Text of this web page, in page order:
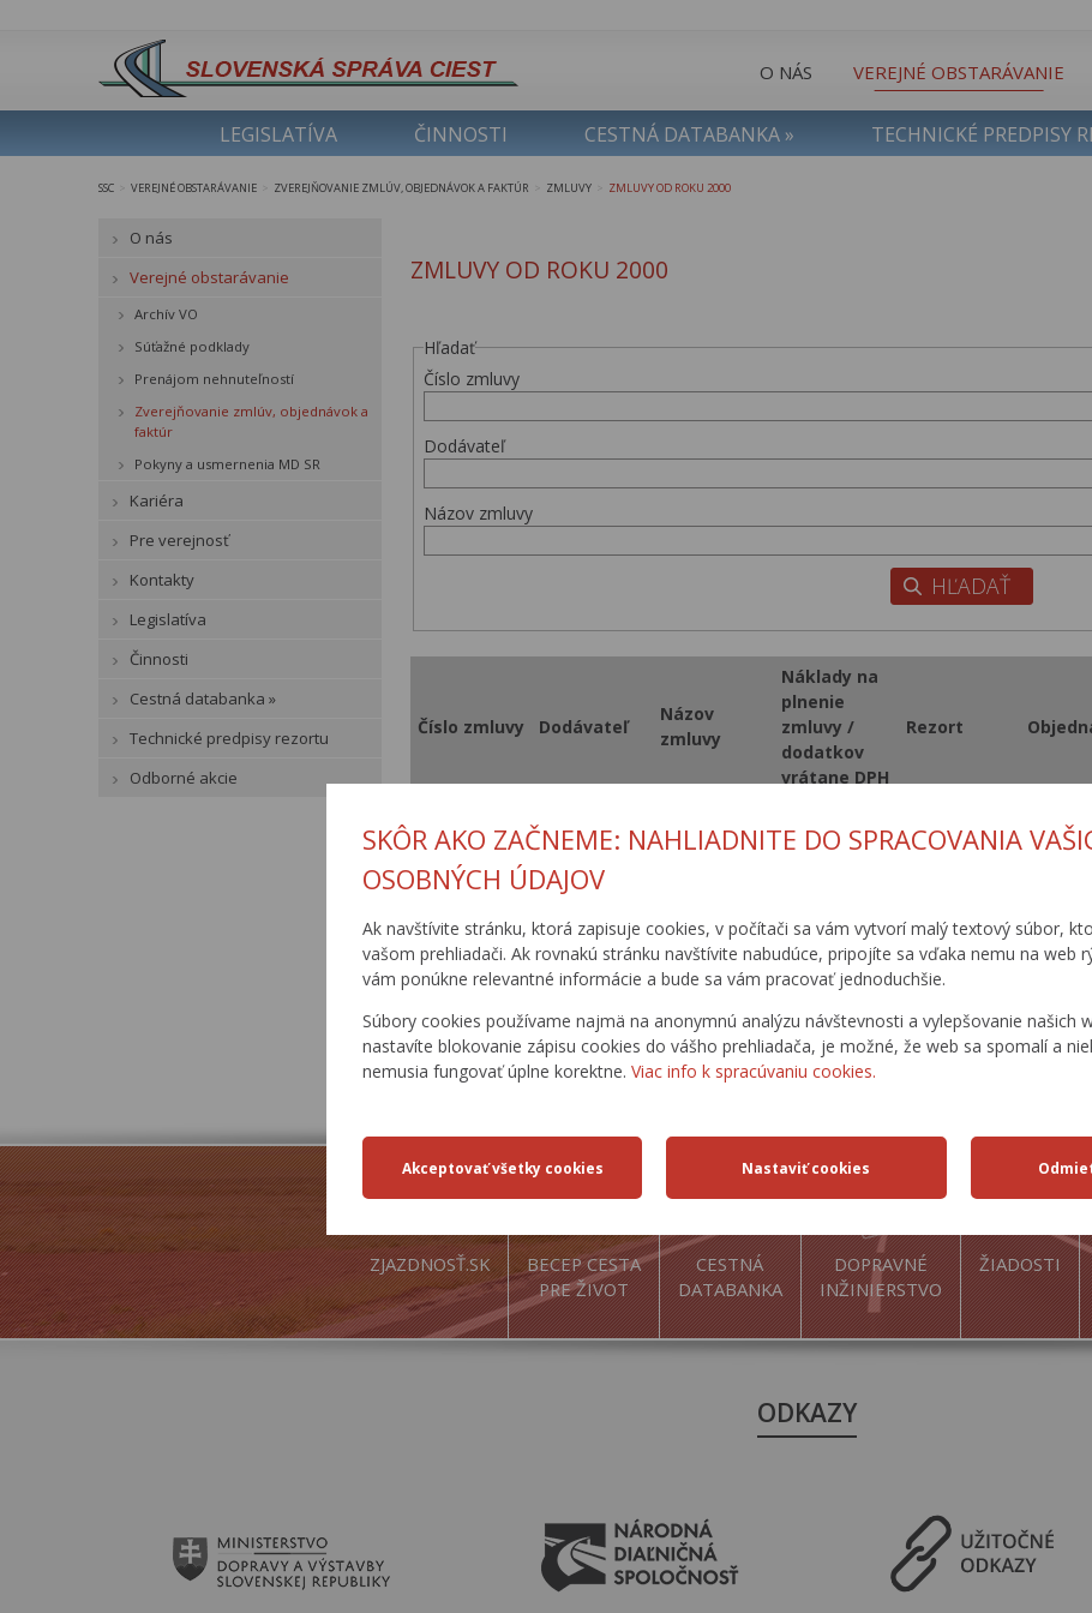
SKÔR AKO ZAČNEME: NAHLIADNITE DO SPRACOVANIA
OSOBNÝCH ÚDAJOV
Ak navštívite stránku, ktorá zapisuje cookies, v počítači sa vám vytvorí malý textový súbor,
vašom prehliadači. Ak rovnakú stránku navštívite nabudúce, pripojíte sa vďaka nemu na web
vám ponúkne relevantné informácie a bude sa vám pracovať jednoduchšie.
Súbory cookies používame najmä na anonymnú analýzu návštevnosti a vylepšovanie našich
nastavíte blokovanie zápisu cookies do vášho prehliadača, je možné, že web sa spomalí a
nemusia fungovať úplne korektne. Viac info k spracúvaniu cookies.
O NÁS VEREJNÉ OBSTARÁVANIE
LEGISLATÍVA ČINNOSTI CESTNÁ DATABANKA » TECHNICKÉ PREDPISY
SSC VEREJNÉ OBSTARÁVANIE ZVEREJŇOVANIE ZMLÚV, OBJEDNÁVOK A FAKTÚR ZMLUVY ZMLUVY OD ROKU 2000
ZMLUVY OD ROKU 2000
Hľadať
Číslo zmluvy
Dodávateľ
Názov zmluvy
Číslo zmluvy Dodávateľ
Názov
zmluvy
Náklady na
plnenie
zmluvy /
dodatkov
vrátane DPH
Rezort
210/1/00
Cestné
stavby, a.s.
Komárnik –
1 2 3
O nás
Verejné obstarávanie
Archív VO
Súťažné podklady
Prenájom nehnuteľností
Zverejňovanie zmlúv, objednávok a
faktúr
Pokyny a usmernenia MD SR
Kariéra
Pre verejnosť
Kontakty
Legislatíva
Činnosti
Cestná databanka »
Technické predpisy rezortu
Odborné akcie
ZJAZDNOSŤ.SK
BECEP CESTA
PRE ŽIVOT
CESTNÁ
DATABANKA
DOPRAVNÉ
INŽINIERSTVO
ŽIADOSTI
ODKAZY